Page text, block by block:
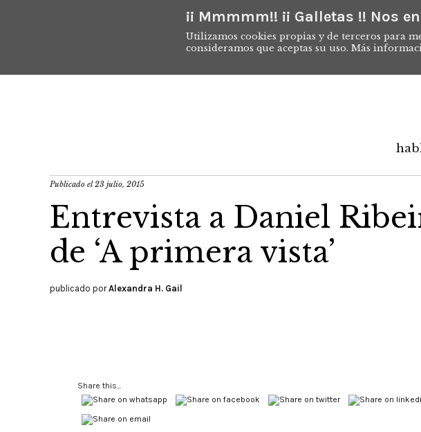
¡¡ Mmmmm!! ¡¡ Galletas !! Nos
Utilizamos cookies propias y de terceros para
consideramos que aceptas su uso. Más
Publicado el23 julio, 2015
Entrevista a Daniel
de ‘A primera vista’
publicado porAlexandra H. Gail
Share this...